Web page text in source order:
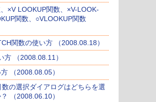
×V LOOKUP関数、×V-LOOK-
関数、○VLOOKUP関数
関数の使い方 （2008.08.18）
方 （2008.08.11）
（2008.08.05）
の選択ダイアログはどちらを選
（2008.06.10）